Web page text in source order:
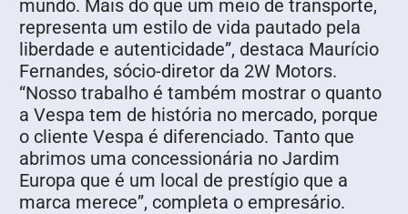
mundo. Mais do que um meio de transporte,
representa um estilo de vida pautado pela
liberdade e autenticidade”, destaca Maurício
Fernandes, sócio-diretor da 2W Motors.
“Nosso trabalho é também mostrar o quanto
a Vespa tem de história no mercado, porque
o cliente Vespa é diferenciado. Tanto que
abrimos uma concessionária no Jardim
Europa que é um local de prestígio que a
marca merece”, completa o empresário.